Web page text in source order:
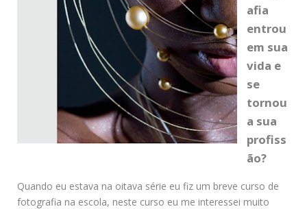
afia
entrou
em sua
vida e
se
tornou
a sua
profiss
ão?
Quando eu estava na oitava série eu fiz um breve curso de
fotografia na escola, neste curso eu me interessei muito